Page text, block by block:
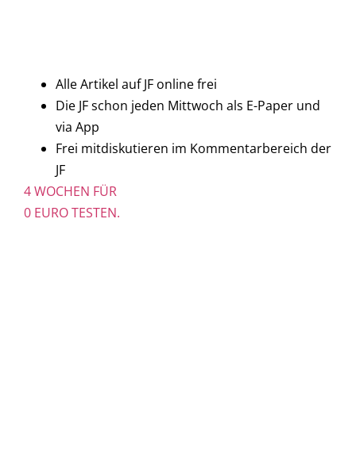
Alle Artikel auf JF online frei
Die JF schon jeden Mittwoch als E-Paper und
via App
Frei mitdiskutieren im Kommentarbereich der
JF
4 WOCHEN FÜR
0 EURO TESTEN.